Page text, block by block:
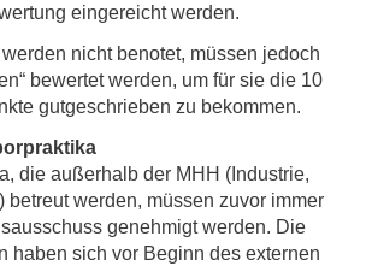
eingereicht werden.
nicht benotet, müssen jedoch
bewertet werden, um für sie die 10
gutgeschrieben zu bekommen.
die außerhalb der MHH (Industrie,
betreut werden, müssen zuvor immer
genehmigt werden. Die
haben sich vor Beginn des externen